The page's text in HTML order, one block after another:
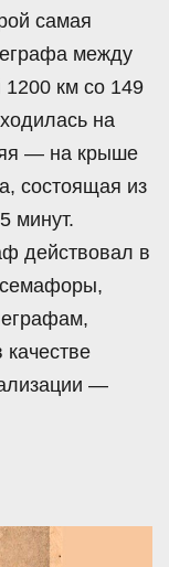
самая
между
км со 149
на
— на крыше
состоящая из
минут.
действовал в
—